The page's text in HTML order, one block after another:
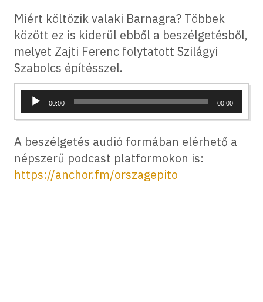
Miért költözik valaki Barnagra? Többek
között ez is kiderül ebből a beszélgetésből,
melyet Zajti Ferenc folytatott Szilágyi
Szabolcs építésszel.
Audió
lejátszó00:00 00:00
A beszélgetés audió formában elérhető a
népszerű podcast platformokon is:
https://anchor.fm/orszagepito